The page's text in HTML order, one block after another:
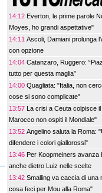
14:12 Everton, le prime parole
Moyes, ho grandi aspettative"
14:11 Ascoli, Damiani prolunga
con opzione
14:04 Catanzaro, Ruggero:
tutto per questa maglia”
14:00 Quagliata: "Italia, non
cose si sono complicate"
13:57 La crisi a Ceuta colpisce
Marocco non ospiti il Mondiale"
13:52 Angelino saluta la Roma:
difendere i colori giallorossi"
13:46 Per Koopmeiners avanza
anche dietro Luiz nelle scelte
13:42 Smalling va caccia di
cosa feci per Mou alla Roma"